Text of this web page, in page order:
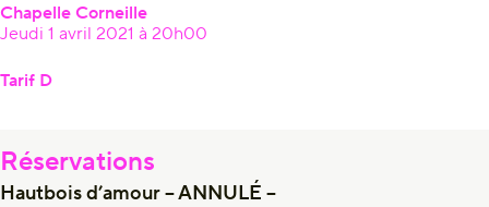
Chapelle Corneille
Jeudi 1 avril 2021 à 20h00
Tarif D
Réservations
Hautbois d’amour – ANNULÉ –